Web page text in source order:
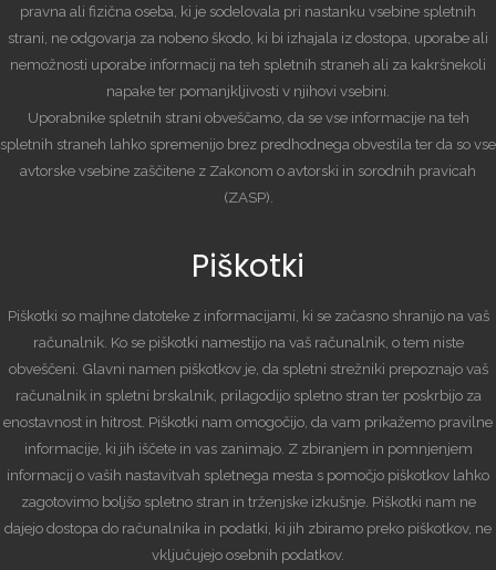
pravna ali fizična oseba, ki je sodelovala pri nastanku vsebine spletnih
strani, ne odgovarja za nobeno škodo, ki bi izhajala iz dostopa, uporabe ali
nemožnosti uporabe informacij na teh spletnih straneh ali za kakršnekoli
napake ter pomanjkljivosti v njihovi vsebini.
Uporabnike spletnih strani obveščamo, da se vse informacije na teh
spletnih straneh lahko spremenijo brez predhodnega obvestila ter da so vse
avtorske vsebine zaščitene z Zakonom o avtorski in sorodnih pravicah
(ZASP).
Piškotki
Piškotki so majhne datoteke z informacijami, ki se začasno shranijo na vaš
računalnik. Ko se piškotki namestijo na vaš računalnik, o tem niste
obveščeni. Glavni namen piškotkov je, da spletni strežniki prepoznajo vaš
računalnik in spletni brskalnik, prilagodijo spletno stran ter poskrbijo za
enostavnost in hitrost. Piškotki nam omogočijo, da vam prikažemo pravilne
informacije, ki jih iščete in vas zanimajo. Z zbiranjem in pomnjenjem
informacij o vaših nastavitvah spletnega mesta s pomočjo piškotkov lahko
zagotovimo boljšo spletno stran in trženjske izkušnje. Piškotki nam ne
dajejo dostopa do računalnika in podatki, ki jih zbiramo preko piškotkov, ne
vključujejo osebnih podatkov.